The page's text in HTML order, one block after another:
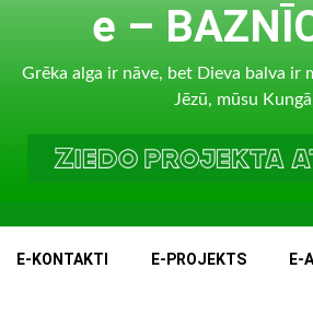
e –
Grēka alga ir nāve, bet Dieva balva ir
Jēzū, mūsu
E-KONTAKTI E-PROJEKTS E-